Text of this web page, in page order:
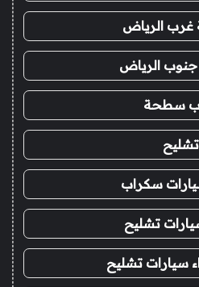
الرياض
الرياض
سطحة
تشليح
سكراب
تشليح
سيارات تشليح